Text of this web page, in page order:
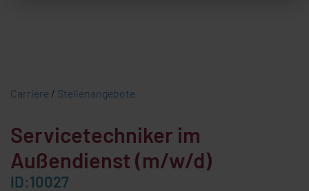
Carrière / Stellenangebote
Servicetechniker im
Außendienst (m/w/d)
ID:10027